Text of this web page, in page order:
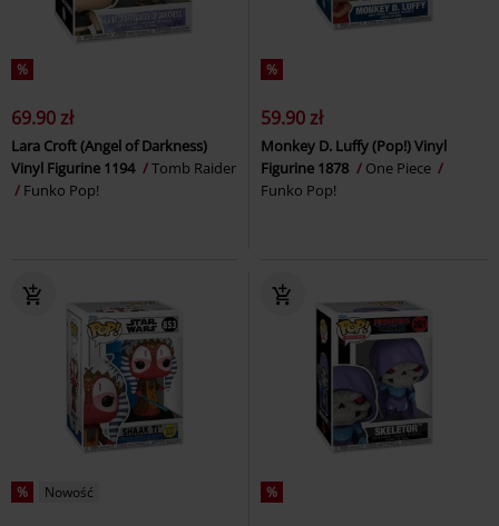
%
69.90 zł
Lara Croft (Angel of Darkness)
Vinyl Figurine 1194
Tomb Raider
Funko Pop!
%
59.90 zł
Monkey D. Luffy (Pop!) Vinyl
Figurine 1878
One Piece
Funko Pop!
% Nowość %